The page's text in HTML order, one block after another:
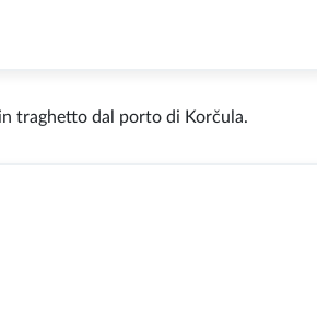
traghetto dal porto di Korčula.